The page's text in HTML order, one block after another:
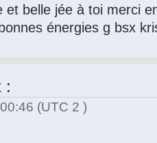
belle jée à toi merci
énergies g bsx
:
(UTC 2 )